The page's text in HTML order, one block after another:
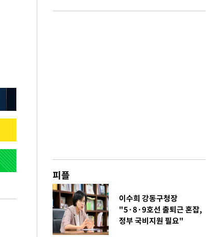
피플
이수희 강동구청장
"5·8·9호선 출퇴근 혼잡,
정부 국비지원 필요"